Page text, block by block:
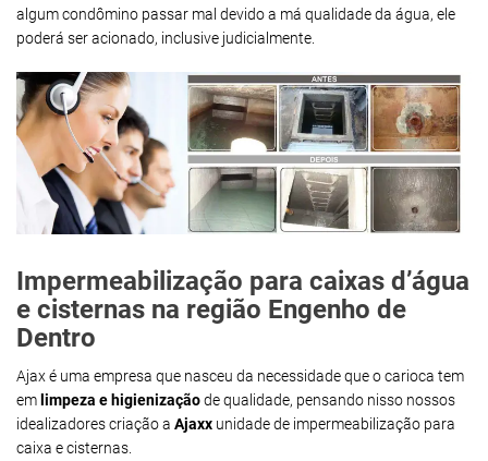
algum condômino passar mal devido a má qualidade da água, ele
poderá ser acionado, inclusive judicialmente.
Impermeabilização para caixas d’água
e cisternas na região Engenho de
Dentro
Ajax é uma empresa que nasceu da necessidade que o carioca tem
em limpeza e higienizaçãode qualidade, pensando nisso nossos
idealizadores criação a Ajaxx unidade de impermeabilização para
caixa e cisternas.